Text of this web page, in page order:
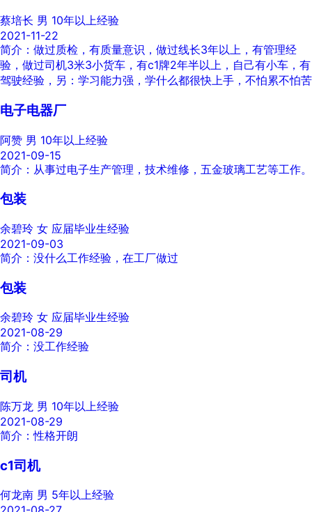
蔡培长 男 10年以上经验
2021-11-22
简介：做过质检，有质量意识，做过线长3年以上，有管理经
验，做过司机3米3小货车，有c1牌2年半以上，自己有小车，有
驾驶经验，另：学习能力强，学什么都很快上手，不怕累不怕苦
电子电器厂
阿赞 男 10年以上经验
2021-09-15
简介：从事过电子生产管理，技术维修，五金玻璃工艺等工作。
包装
余碧玲 女 应届毕业生经验
2021-09-03
简介：没什么工作经验，在工厂做过
包装
余碧玲 女 应届毕业生经验
2021-08-29
简介：没工作经验
司机
陈万龙 男 10年以上经验
2021-08-29
简介：性格开朗
c1司机
何龙南 男 5年以上经验